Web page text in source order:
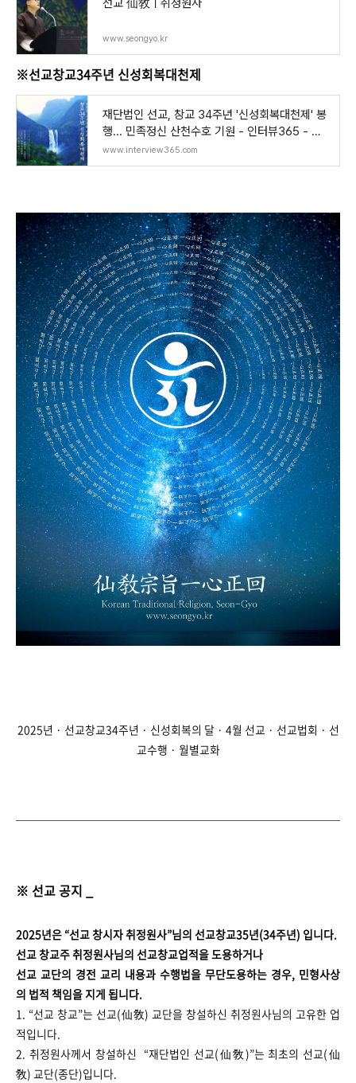
선교 仙敎ㅣ취정원사
www.seongyo.kr
※선교창교34주년 신성회복대천제
재단법인 선교, 창교 34주년 '신성회복대천제' 봉
행... 민족정신 산천수호 기원 - 인터뷰365 - 대
한
www.interview365.com
2025년 · 선교창교34주년 · 신성회복의 달 · 4월 선교 · 선교법회 · 선
교수행 · 월별교화
※ 선교 공지 _
2025년은 “선교 창시자 취정원사”님의 선교창교35년(34주년) 입니다.
선교 창교주 취정원사님의 선교창교업적을 도용하거나
선교 교단의 경전 교리 내용과 수행법을 무단도용하는 경우, 민형사상
의 법적 책임을 지게 됩니다.
1. “선교 창교”는 선교(仙敎) 교단을 창설하신 취정원사님의 고유한 업
적입니다.
2. 취정원사께서 창설하신 “재단법인 선교(仙敎)”는 최초의 선교(仙
敎) 교단(종단)입니다.